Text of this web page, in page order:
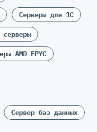
Серверы для 1С
серверы
AMD EPYC
Сервер баз данных